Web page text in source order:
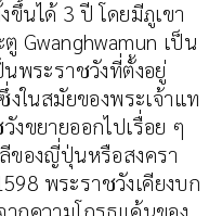
นได้ 3 ปี โดยมีภูเขา
Gwanghwamun เป็น
พระราชวังที่ตั้งอยู่
งในสมัยของพระเจ้าแท
งขยายออกไปเรื่อย ๆ
ของญี่ปุ่นหรือสงครา
พระราชวังเคียงบก
ากความโกรธแค้นของ